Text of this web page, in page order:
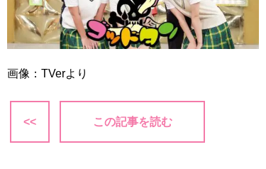
画像：TVerより
<< この記事を読む